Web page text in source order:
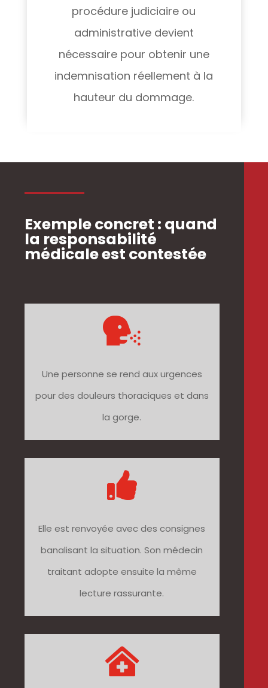
procédure judiciaire ou
administrative devient
nécessaire pour obtenir une
indemnisation réellement à la
hauteur du dommage.
Exemple concret : quand
la responsabilité
médicale est contestée

Une personne se rend aux urgences
pour des douleurs thoraciques et dans
la gorge.

Elle est renvoyée avec des consignes
banalisant la situation. Son médecin
traitant adopte ensuite la même
lecture rassurante.
